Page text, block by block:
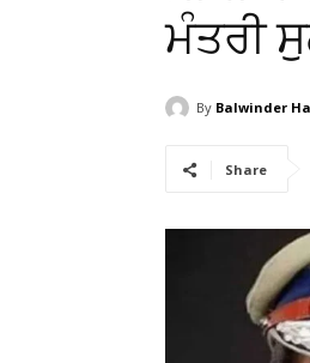
ਮੰਤਰੀ
By Balwinder
Share